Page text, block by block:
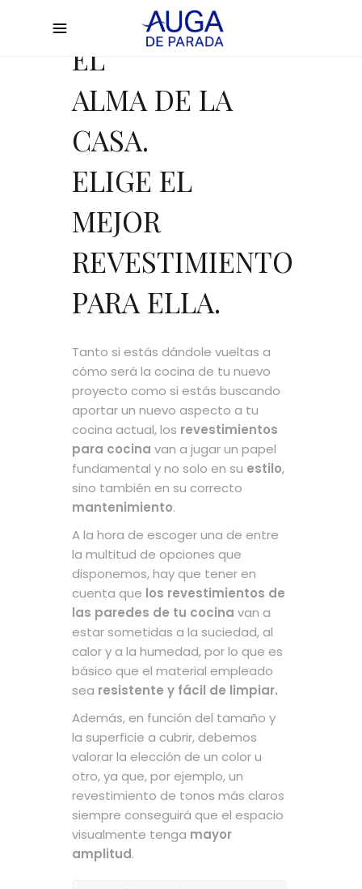
TU COCINA ES
EL
ALMA DE LA
CASA.
ELIGE EL
MEJOR
REVESTIMIENTO
PARA ELLA.
Tanto si estás dándole vueltas a
cómo será la cocina de tu nuevo
proyecto como si estás buscando
aportar un nuevo aspecto a tu
cocina actual, los revestimientos
para cocina van a jugar un papel
fundamental y no solo en su estilo,
sino también en su correcto
mantenimiento.
A la hora de escoger una de entre
la multitud de opciones que
disponemos, hay que tener en
cuenta que los revestimientos de
las paredes de tu cocina van a
estar sometidas a la suciedad, al
calor y a la humedad, por lo que es
básico que el material empleado
sea resistente y fácil de limpiar.
Además, en función del tamaño y
la superficie a cubrir, debemos
valorar la elección de un color u
otro, ya que, por ejemplo, un
revestimiento de tonos más claros
siempre conseguirá que el espacio
visualmente tenga mayor
amplitud.